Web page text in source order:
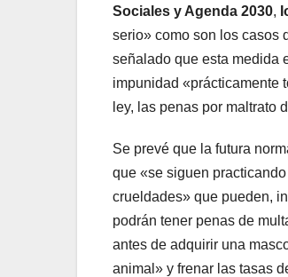
Sociales y Agenda 2030,
serio» como son los casos
señalado que esta medida
impunidad «prácticamente
ley, las penas por maltrato
Se prevé que la futura
que «se siguen
crueldades» que pueden,
podrán tener penas de
antes de adquirir una
animal» y frenar las tasas